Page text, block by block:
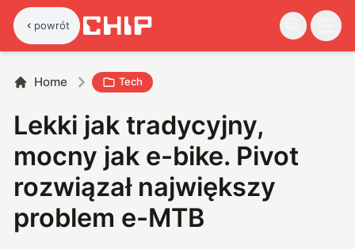
powrót
Home Tech
Lekki jak tradycyjny,
mocny jak e-bike. Pivot
rozwiązał największy
problem e-MTB